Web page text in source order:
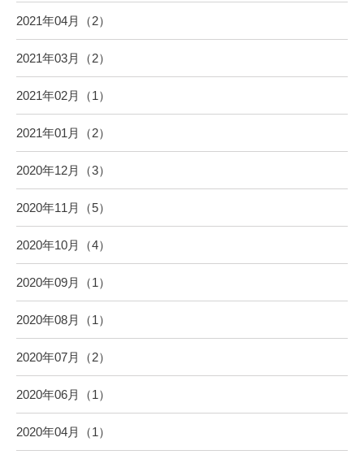
2021年04月（2）
2021年03月（2）
2021年02月（1）
2021年01月（2）
2020年12月（3）
2020年11月（5）
2020年10月（4）
2020年09月（1）
2020年08月（1）
2020年07月（2）
2020年06月（1）
2020年04月（1）